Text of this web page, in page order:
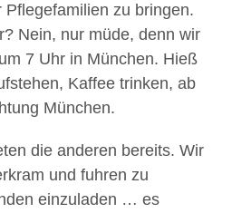
zu bringen.
Nein, nur müde, denn wir
7 Uhr in München. Hieß
Kaffee trinken, ab
München.
die anderen bereits. Wir
und fuhren zu
einzuladen … es